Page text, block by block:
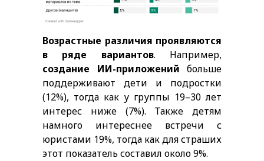
Возрастные различия проявляются
в ряде вариантов. Например,
создание ИИ-приложений больше
поддерживают дети и подростки
(12%), тогда как у группы 19–30 лет
интерес ниже (7%). Также детям
намного интереснее встречи с
юристами 19%, тогда как для страших
этот показатель составил около 9%.